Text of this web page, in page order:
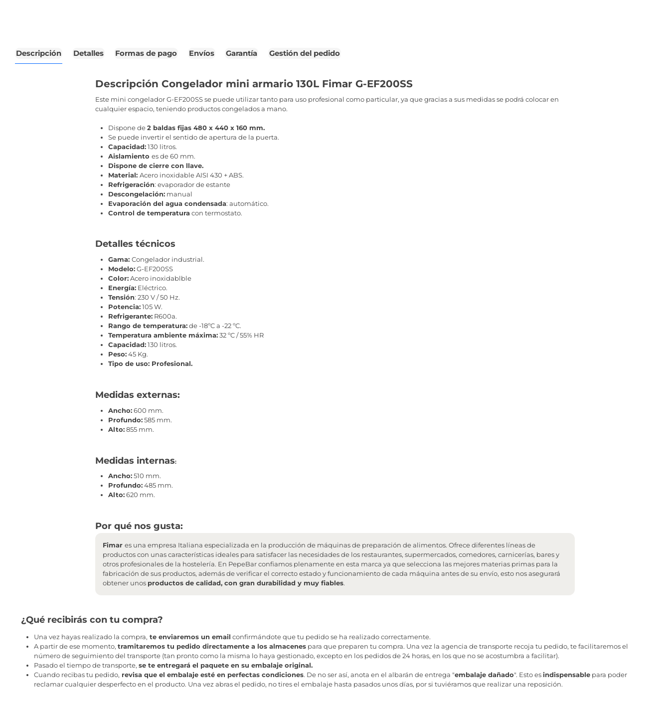
Descripción Detalles Formas de pago Envíos Garantía Gestión del pedido
Descripción Congelador mini armario 130L Fimar G-EF200SS
Este mini congelador G-EF200SS se puede utilizar tanto para uso profesional como particular, ya que gracias a sus medidas se podrá colocar en
cualquier espacio, teniendo productos congelados a mano.
Dispone de2 baldas fijas 480 x 440 x 160 mm.
Se puede invertir el sentido de apertura de la puerta.
Capacidad:130 litros.
Aislamiento es de 60 mm.
Dispone de cierre con llave.
Material: Acero inoxidable AISI 430 + ABS.
Refrigeración: evaporador de estante
Descongelación: manual
Evaporación del agua condensada: automático.
Control de temperaturacon termostato.
Detalles técnicos
Gama: Congelador industrial.
Modelo:G-EF200SS
Color:Acero inoxidablble
Energía: Eléctrico.
Tensión: 230 V / 50 Hz.
Potencia:105 W.
Refrigerante: R600a.
Rango de temperatura:de -18ºC a -22 ºC.
Temperatura ambiente máxima:32 ºC / 55% HR
Capacidad:130 litros.
Peso:45 Kg.
Tipo de uso: Profesional.
Medidas externas:
Ancho:600 mm.
Profundo:585 mm.
Alto:855 mm.
Medidas internas:
Ancho:510 mm.
Profundo:485 mm.
Alto:620 mm.
Por qué nos gusta:
Fimar es una empresa Italiana especializada en la producción de máquinas de preparación de alimentos. Ofrece diferentes líneas de
productos con unas características ideales para satisfacer las necesidades de los restaurantes, supermercados, comedores, carnicerías, bares y
otros profesionales de la hostelería. En PepeBar confiamos plenamente en esta marca ya que selecciona las mejores materias primas para la
fabricación de sus productos, además de verificar el correcto estado y funcionamiento de cada máquina antes de su envío, esto nos asegurará
obtener unos productos de calidad, con gran durabilidad y muy fiables.
¿Qué recibirás con tu compra?
Una vez hayas realizado la compra, te enviaremos un email confirmándote que tu pedido se ha realizado correctamente.
A partir de ese momento, tramitaremos tu pedido directamente a los almacenespara que preparen tu compra. Una vez la agencia de transporte recoja tu pedido, te facilitaremos el
número de seguimiento del transporte (tan pronto como la misma lo haya gestionado, excepto en los pedidos de 24 horas, en los que no se acostumbra a facilitar).
Pasado el tiempo de transporte, se te entregará el paquete en su embalaje original.
Cuando recibas tu pedido, revisa que el embalaje esté en perfectas condiciones. De no ser así, anota en el albarán de entrega "embalaje dañado". Esto esindispensablepara poder
reclamar cualquier desperfecto en el producto. Una vez abras el pedido, no tires el embalaje hasta pasados unos días, por si tuviéramos que realizar una reposición.